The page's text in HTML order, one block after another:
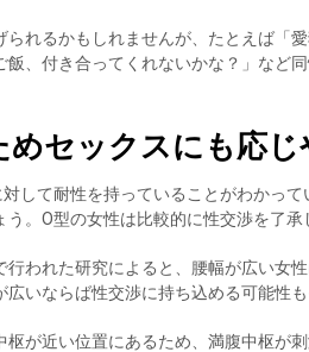
られるかもしれませんが、たとえば「
飯、付き合ってくれないかな？」など
めセックスにも応じ
して耐性を持っていることがわかっ
。O型の女性は比較的に性交渉を了承
行われた研究によると、腰幅が広い女
いならば性交渉に持ち込める可能性
枢が近い位置にあるため、満腹中枢が